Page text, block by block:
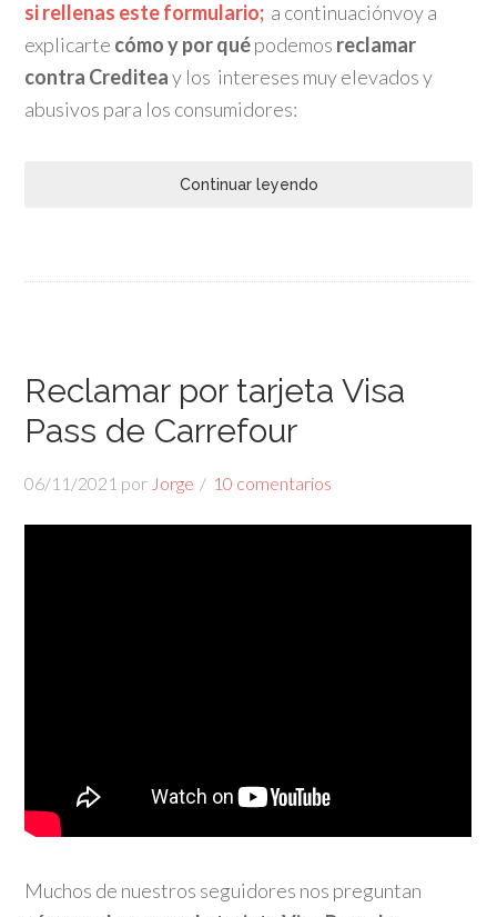
si rellenas este formulario; a continuaciónvoy a
explicarte cómo y por quépodemos reclamar
contra Crediteay los intereses muy elevados y
abusivos para los consumidores:
Continuar leyendo
Reclamar por tarjeta Visa
Pass de Carrefour
06/11/2021 por Jorge 10 comentarios
Muchos de nuestros seguidores nos preguntan